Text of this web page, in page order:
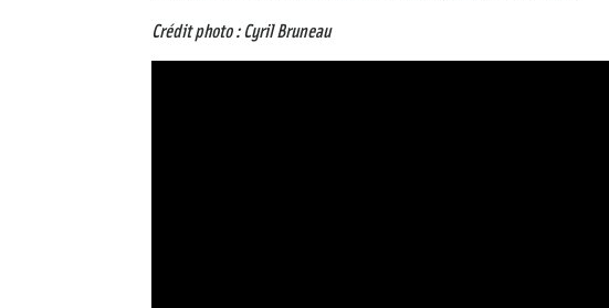
Crédit photo : Cyril Bruneau